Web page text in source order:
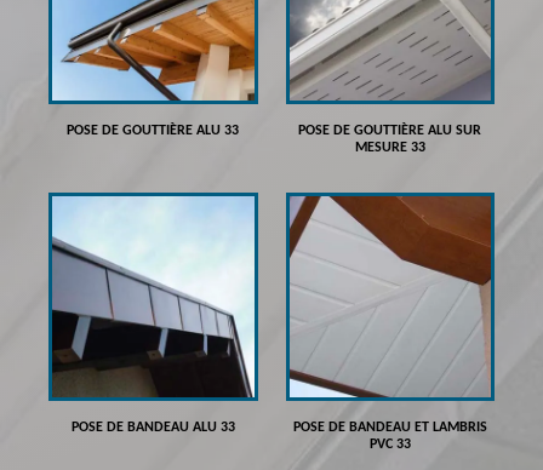
POSE DE GOUTTIÈRE ALU 33
POSE DE GOUTTIÈRE ALU SUR
MESURE 33
POSE DE BANDEAU ALU 33
POSE DE BANDEAU ET LAMBRIS
PVC 33